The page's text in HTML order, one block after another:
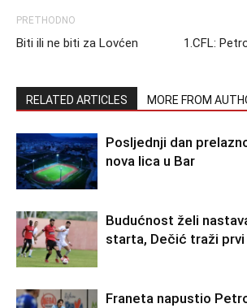
PRETHODNO
Biti ili ne biti za Lovćen 1.CFL:
RELATED ARTICLES MORE FROM
Posljednji dan
nova lica u Bar
Budućnost želi
starta, Dečić traži
Franeta napustio